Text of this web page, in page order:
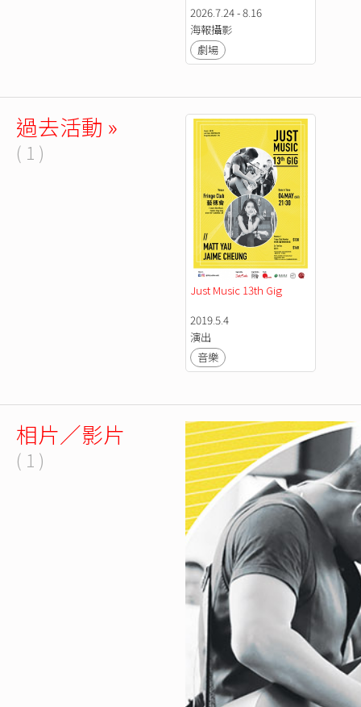
2026.7.24 - 8.16
海報攝影
劇場
過去活動 »
( 1 )
Just Music 13th Gig
2019.5.4
演出
音樂
相片／影片
( 1 )